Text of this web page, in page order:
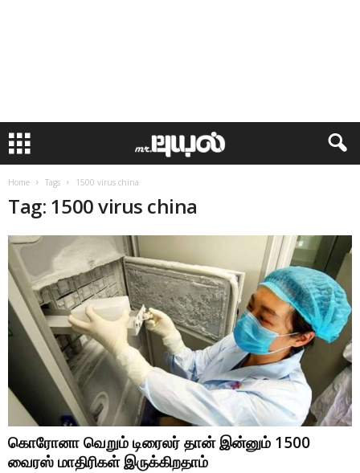
Home Tags 1500 virus china
Tag: 1500 virus china
கொரோனா வெறும் டிரைலர் தான் இன்னும் 1500
வைரஸ் மாதிரிகள் இருக்கிறதாம்